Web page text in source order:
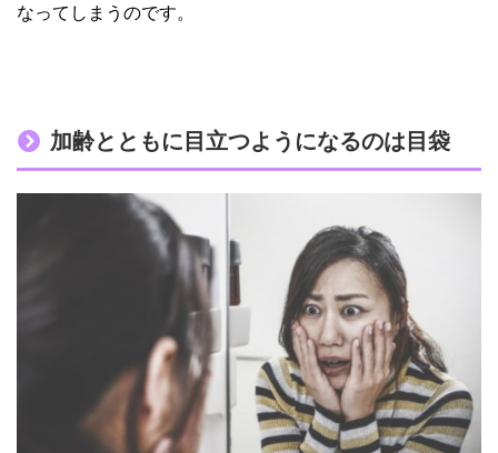
なってしまうのです。
加齢とともに目立つようになるのは目袋